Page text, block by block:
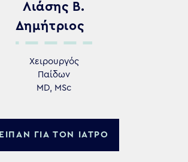
Λιάσης Β.
Δημήτριος
Χειρουργός
Παίδων
MD, MSc
ΕΙΠΑΝ ΓΙΑ ΤΟΝ ΙΑΤΡΟ